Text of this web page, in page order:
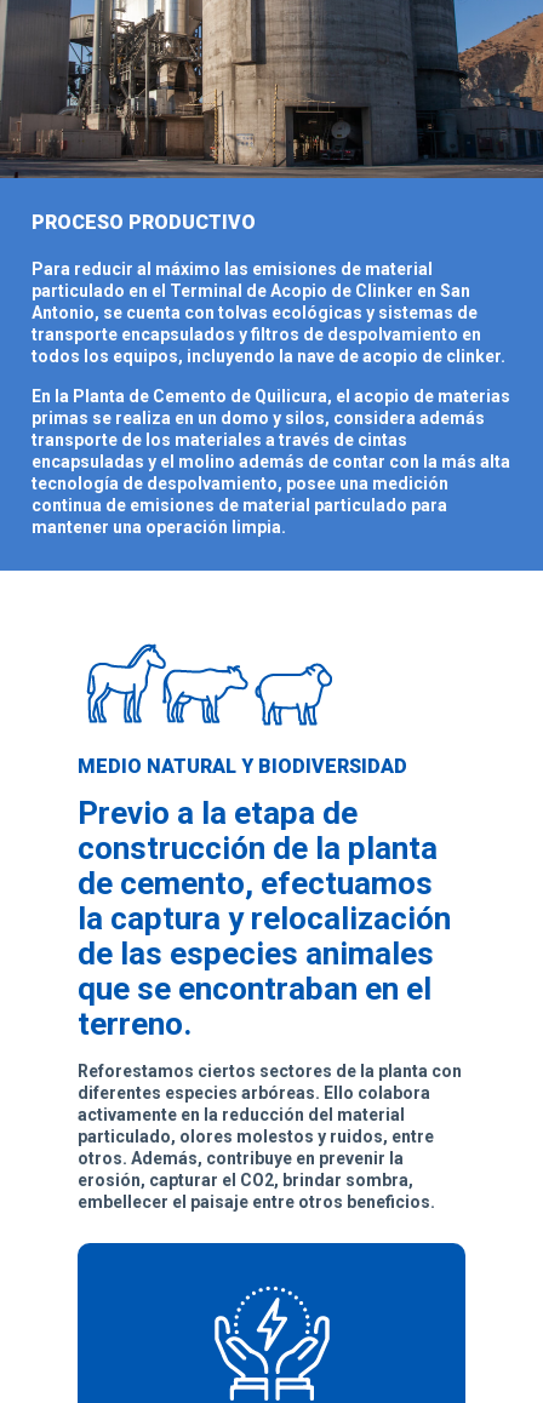
PROCESO PRODUCTIVO
Para reducir al máximo las emisiones de material
particulado en el Terminal de Acopio de Clinker en San
Antonio, se cuenta con tolvas ecológicas y sistemas de
transporte encapsulados y filtros de despolvamiento en
todos los equipos, incluyendo la nave de acopio de clinker.
En la Planta de Cemento de Quilicura, el acopio de materias
primas se realiza en un domo y silos, considera además
transporte de los materiales a través de cintas
encapsuladas y el molino además de contar con la más alta
tecnología de despolvamiento, posee una medición
continua de emisiones de material particulado para
mantener una operación limpia.
MEDIO NATURAL Y BIODIVERSIDAD
Previo a la etapa de
construcción de la planta
de cemento, efectuamos
la captura y relocalización
de las especies animales
que se encontraban en el
terreno.
Reforestamos ciertos sectores de la planta con
diferentes especies arbóreas. Ello colabora
activamente en la reducción del material
particulado, olores molestos y ruidos, entre
otros. Además, contribuye en prevenir la
erosión, capturar el CO2, brindar sombra,
embellecer el paisaje entre otros beneficios.